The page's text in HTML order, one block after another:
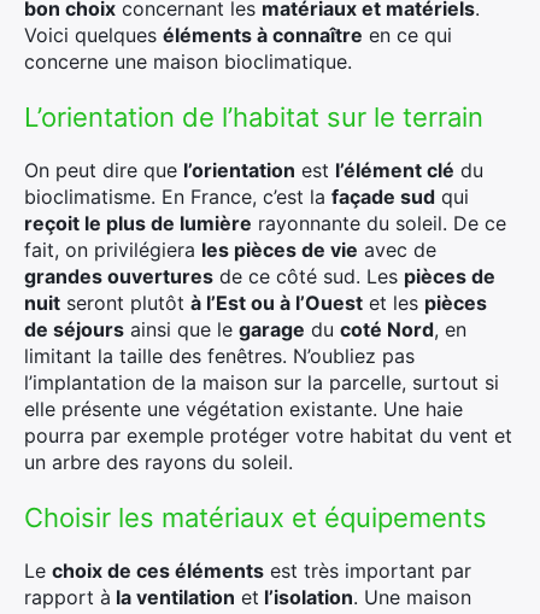
bon choix concernant les matériaux et matériels.
Voici quelques éléments à connaître en ce qui
concerne une maison bioclimatique.
L’orientation de l’habitat sur le terrain
On peut dire que l’orientation est l’élément clé du
bioclimatisme. En France, c’est la façade sud qui
reçoit le plus de lumière rayonnante du soleil. De ce
fait, on privilégiera les pièces de vie avec de
grandes ouvertures de ce côté sud. Les pièces de
nuit seront plutôt à l’Est ou à l’Ouest et les pièces
de séjours ainsi que le garage du coté Nord, en
limitant la taille des fenêtres. N’oubliez pas
l’implantation de la maison sur la parcelle, surtout si
elle présente une végétation existante. Une haie
pourra par exemple protéger votre habitat du vent et
un arbre des rayons du soleil.
Choisir les matériaux et équipements
Le choix de ces éléments est très important par
rapport à la ventilation et l’isolation. Une maison